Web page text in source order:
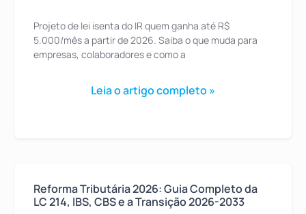
Projeto de lei isenta do IR quem ganha até R$
5.000/mês a partir de 2026. Saiba o que muda para
empresas, colaboradores e como a
Leia o artigo completo »
Reforma Tributária 2026: Guia Completo da
LC 214, IBS, CBS e a Transição 2026-2033